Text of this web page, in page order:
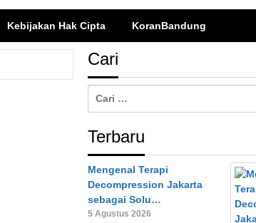
Kebijakan Hak Cipta KoranBandung
Cari
Terbaru
Mengenal Terapi
Decompression Jakarta
sebagai Solu…
5 Agustus 2026